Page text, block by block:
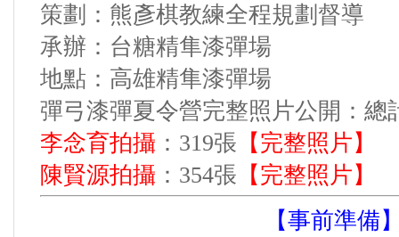
策劃 ： 熊彥棋教練全程規劃督導
承辦 ： 台糖精隼漆彈場
地點 ： 高雄精隼漆彈場
彈弓漆彈夏令營完整照片公開：總
李念育拍攝 ： 319張 【 完整照片】
陳賢源拍攝 ： 354張 【 完整照片】
【事前準備